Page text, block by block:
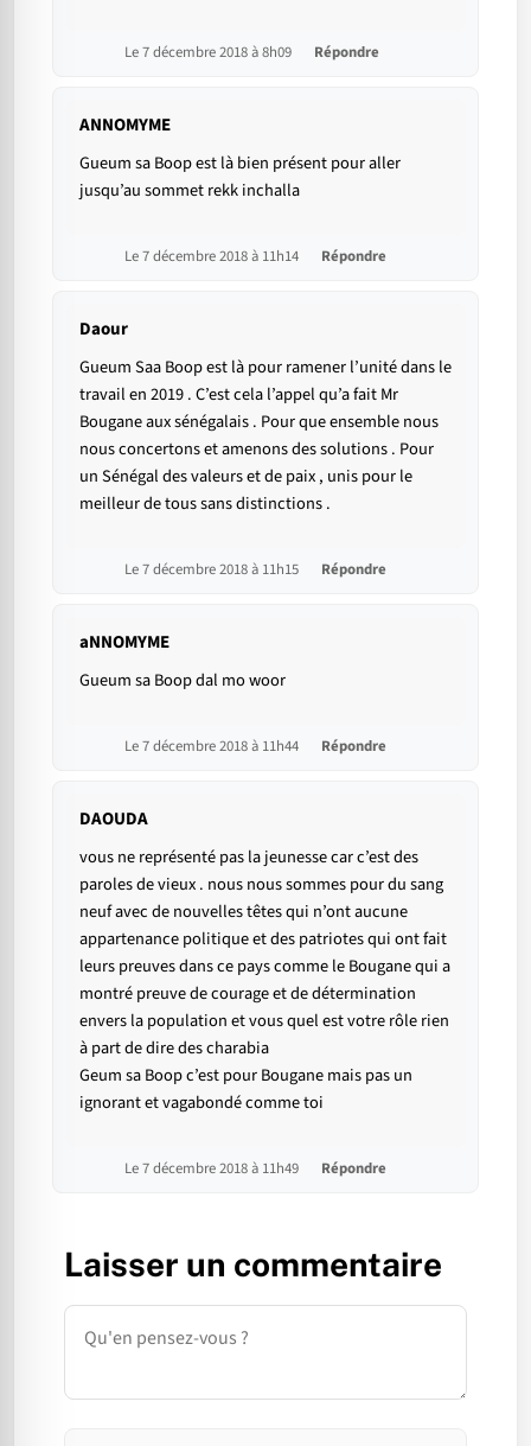
Le 7 décembre 2018 à 8h09 Répondre
ANNOMYME
Gueum sa Boop est là bien présent pour aller
jusqu’au sommet rekk inchalla
Le 7 décembre 2018 à 11h14 Répondre
Daour
Gueum Saa Boop est là pour ramener l’unité dans le
travail en 2019 . C’est cela l’appel qu’a fait Mr
Bougane aux sénégalais . Pour que ensemble nous
nous concertons et amenons des solutions . Pour
un Sénégal des valeurs et de paix , unis pour le
meilleur de tous sans distinctions .
Le 7 décembre 2018 à 11h15 Répondre
aNNOMYME
Gueum sa Boop dal mo woor
Le 7 décembre 2018 à 11h44 Répondre
DAOUDA
vous ne représenté pas la jeunesse car c’est des
paroles de vieux . nous nous sommes pour du sang
neuf avec de nouvelles têtes qui n’ont aucune
appartenance politique et des patriotes qui ont fait
leurs preuves dans ce pays comme le Bougane qui a
montré preuve de courage et de détermination
envers la population et vous quel est votre rôle rien
à part de dire des charabia
Geum sa Boop c’est pour Bougane mais pas un
ignorant et vagabondé comme toi
Le 7 décembre 2018 à 11h49 Répondre
Laisser un commentaire
Commentaire